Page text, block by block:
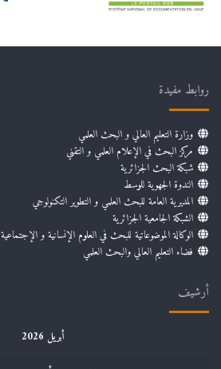
روابط مفيدة
وزارة التعليم العالي و البحث العلمي
مركز البحث في الإعلام العلمي و التقني
شبكة البحث الجزائرية
الندوة الجهوية للوسط
المديرية العامة للبحث العلمي و التطوير التكنولوجي
الشبكة الجامعية الجزائرية
الوكالة الموضوعاتية للبحث في العلوم الإنسانية و الإجتماعية
فضاء التعليم العالي والبحث العلمي
أرشيف
أبريل 2026